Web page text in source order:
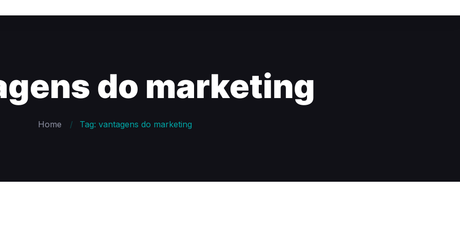
do marketing
Home Tag: vantagens do marketing